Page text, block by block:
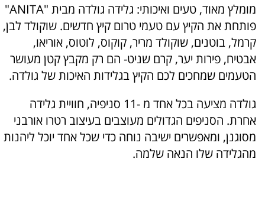
מומלץ מאוד, טעים ואיכותי: גלידה גולדה מבית "ANITA"
פותחת את הקיץ עם טעמי טרום קיץ חדשים. שוקולד לבן,
קרמל, בוטנים, שוקולד מריר, קוקוס, לוטוס, אוריאו,
אבטיח, פירות יער, קרם שניט- הם רק מקבץ קטן מעושר
הטעמים שמחכים לכם הקיץ בגלידות האיכות של גולדה.
גולדה מציעה בכל אחד מ -11 סניפיה, חוויית גלידה
אחרת. הסניפים הגדולים מעוצבים בעיצוב רטרו אורבני
מסוגנן, ומאפשרים ישיבה נוחה כדי שכל אחד יוכל ליהנות
מהגלידה שלו הנאה שלמה.